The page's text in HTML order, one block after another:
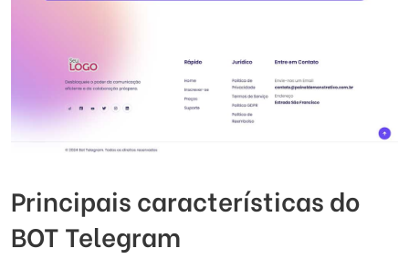
Principais características do
BOT Telegram